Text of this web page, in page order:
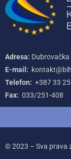
Adresa:
E-mail:
Telefon: +387‌ 33‌
Fax: 033/251-408
© 2023 – Sva prava